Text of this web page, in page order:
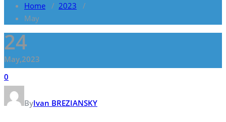
Home / 2023 /
May
24
May,2023
0
ByIvan BREZIANSKY